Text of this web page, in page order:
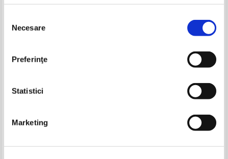
consimțământului
Necesare
Preferinţe
Statistici
Marketing
Didier Poux - Albi. City of art
Pret:21,00Lei 13,65 Lei
Talheim. Geschichtsbuch der
Pret:17,00Lei 11,05 Lei